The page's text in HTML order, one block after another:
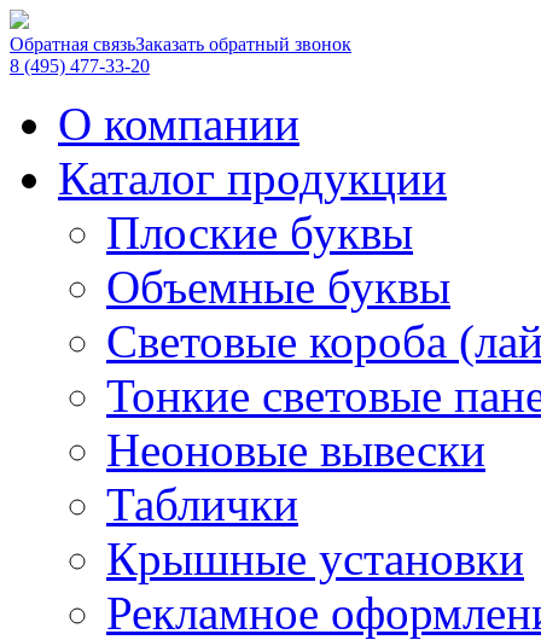
Обратная связьЗаказать обратный звонок
8 (495) 477-33-20
О компании
Каталог продукции
Плоские буквы
Объемные буквы
Световые короба
Тонкие световые
Неоновые вывески
Таблички
Крышные установки
Рекламное